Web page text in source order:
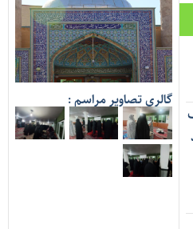
گالری تصاویر مراسم :